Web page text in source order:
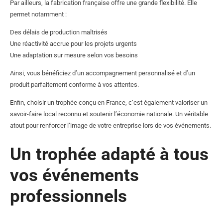
Par ailleurs, la fabrication française offre une grande flexibilité. Elle
permet notamment :
Des délais de production maîtrisés
Une réactivité accrue pour les projets urgents
Une adaptation sur mesure selon vos besoins
Ainsi, vous bénéficiez d’un accompagnement personnalisé et d’un
produit parfaitement conforme à vos attentes.
Enfin, choisir un trophée conçu en France, c’est également valoriser un
savoir-faire local reconnu et soutenir l’économie nationale. Un véritable
atout pour renforcer l’image de votre entreprise lors de vos événements.
Un trophée adapté à tous
vos événements
professionnels